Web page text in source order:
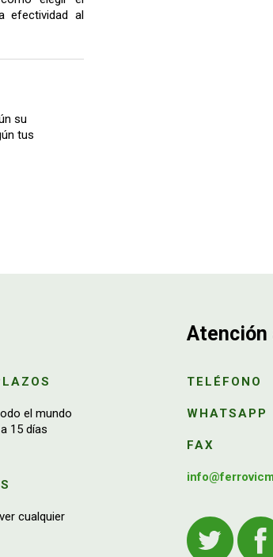
efectividad al
su
tus
el mundo
15 días
cualquier
Atención
TELÉFONO
WHATSAPP
FAX